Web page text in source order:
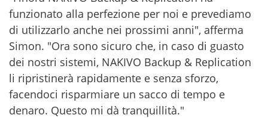
funzionato alla perfezione per noi e prevediamo
di utilizzarlo anche nei prossimi anni", afferma
Simon. "Ora sono sicuro che, in caso di guasto
dei nostri sistemi, NAKIVO Backup & Replication
li ripristinerà rapidamente e senza sforzo,
facendoci risparmiare un sacco di tempo e
denaro. Questo mi dà tranquillità."